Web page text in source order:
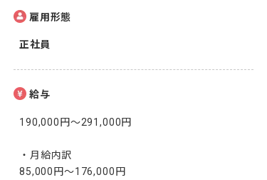
雇用形態
正社員
給与
190,000円〜291,000円
・月給内訳
85,000円～176,000円